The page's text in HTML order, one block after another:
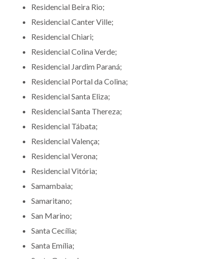
Residencial Beira Rio;
Residencial Canter Ville;
Residencial Chiari;
Residencial Colina Verde;
Residencial Jardim Paraná;
Residencial Portal da Colina;
Residencial Santa Eliza;
Residencial Santa Thereza;
Residencial Tábata;
Residencial Valença;
Residencial Verona;
Residencial Vitória;
Samambaia;
Samaritano;
San Marino;
Santa Cecília;
Santa Emília;